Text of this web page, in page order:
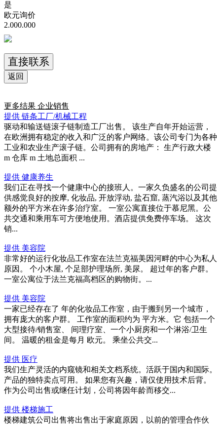
是
欧元询价
2.000.000
直接联系
返回
更多结果 企业销售
提供 链条工厂/机械工程
驱动和输送链滚子链制造工厂出售。 该生产自年开始运营，
在欧洲拥有稳定的收入和广泛的客户网络。该公司专门为各种
工业和农业生产滚子链。公司拥有的房地产： 生产行政大楼
m 仓库 m 土地总面积 ...
提供 健康养生
我们正在寻找一个健康中心的接班人。一家久负盛名的公司提
供感觉良好的按摩, 化妆品, 开放浮动, 盐石窟, 蒸汽浴以及其他
额外的平方米在许多治疗室。 一室公寓直接位于慕尼黑。公
共交通和乘用车可方便地使用。酒店提供免费停车场。 这次
销...
提供 美容院
非常好的运行化妆品工作室在法兰克福美因河畔的中心为私人
原因。 个小木屋, 个足部护理场所, 美尿。 超过年的客户群。
一室公寓位于法兰克福高档区的购物街。...
提供 美容院
一家已经存在了 年的化妆品工作室，由于搬到另一个城市，
拥有庞大的客户群。 工作室的面积约为 平方米。它 包括一个
大型接待/销售室、 间理疗室、一个小厨房和一个淋浴/卫生
间。 温暖的租金是每月 欧元。 乘坐公共交...
提供 医疗
我们生产灵活的内窥镜和相关文档系统。活跃于国内和国际。
产品的独特卖点可用。 如果您有兴趣，请仅使用技术后背。
作为公司出售或继任计划，公司将因年龄而移交...
提供 楼梯施工
楼梯建筑公司出售将出售出于家庭原因，以前的管理合作伙